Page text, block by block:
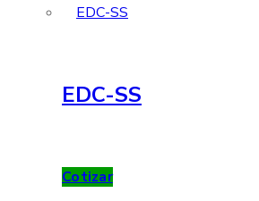
EDC-SS
Cotizar